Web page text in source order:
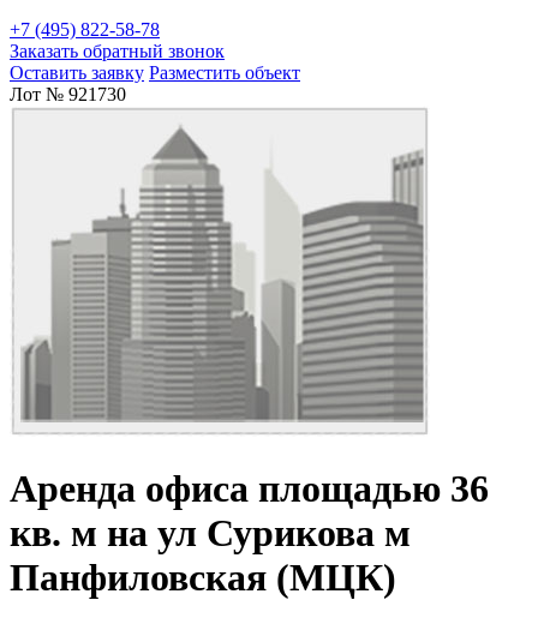
+7 (495) 822-58-78
Заказать обратный звонок
Оставить заявку Разместить объект
Лот № 921730
Аренда офиса площадью 36
кв. м на ул Сурикова м
Панфиловская (МЦК)